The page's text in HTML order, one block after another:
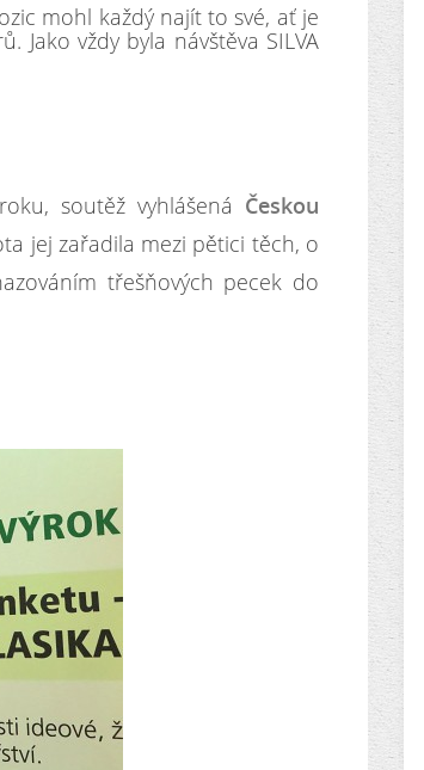
mohl každý najít to své, ať je
vždy byla návštěva SILVA
soutěž vyhlášená Českou
jej zařadila mezi pětici těch, o
třešňových pecek do